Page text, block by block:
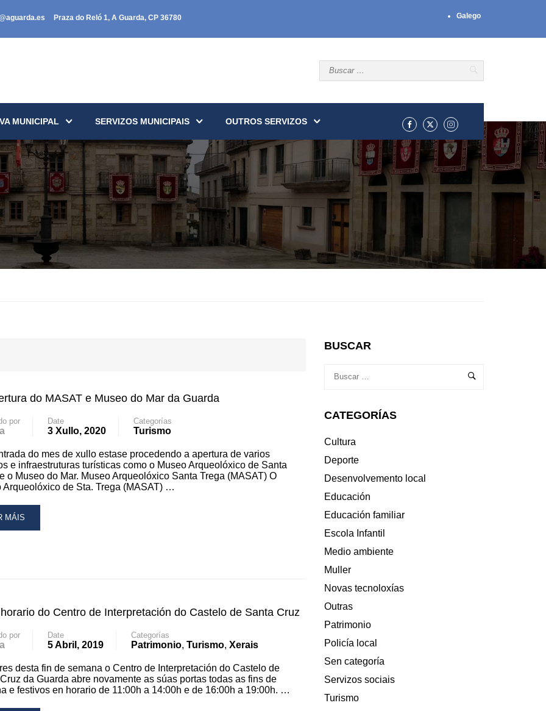
Praza do Reló 1, A Guarda, CP 36780 Galego
MUNICIPAL SERVIZOS MUNICIPAIS OUTROS SERVIZOS
do MASAT e Museo do Mar da Guarda
por Date
3 Xullo, 2020
Categorías
Turismo
do mes de xullo estase procedendo a apertura de varios
e infraestruturas turísticas como o Museo Arqueolóxico de Santa
o Museo do Mar. Museo Arqueolóxico Santa Trega (MASAT) O
Arqueolóxico de Sta. Trega (MASAT) …
MÁIS
do Centro de Interpretación do Castelo de Santa Cruz
por Date
5 Abril, 2019
Categorías
Patrimonio, Turismo, Xerais
desta fin de semana o Centro de Interpretación do Castelo de
da Guarda abre novamente as súas portas todas as fins de
e festivos en horario de 11:00h a 14:00h e de 16:00h a 19:00h. …
BUSCAR
CATEGORÍAS
Cultura
Deporte
Desenvolvemento local
Educación
Educación familiar
Escola Infantil
Medio ambiente
Muller
Novas tecnoloxías
Outras
Patrimonio
Policía local
Sen categoría
Servizos sociais
Turismo